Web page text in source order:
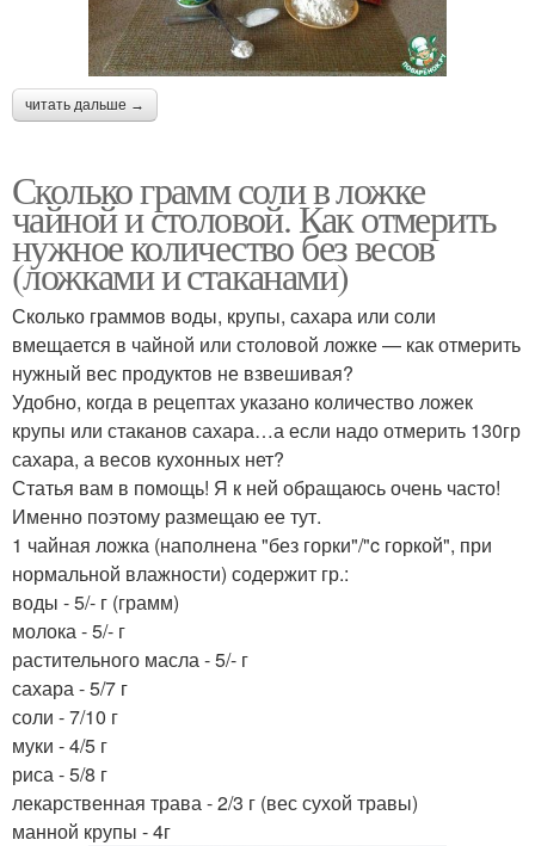
читать дальше →
Сколько грамм соли в ложке
чайной и столовой. Как отмерить
нужное количество без весов
(ложками и стаканами)
Сколько граммов воды, крупы, сахара или соли
вмещается в чайной или столовой ложке — как отмерить
нужный вес продуктов не взвешивая?
Удобно, когда в рецептах указано количество ложек
крупы или стаканов сахара…а если надо отмерить 130гр
сахара, а весов кухонных нет?
Статья вам в помощь! Я к ней обращаюсь очень часто!
Именно поэтому размещаю ее тут.
1 чайная ложка (наполнена "без горки"/"c горкой", при
нормальной влажности) содержит гр.:
воды - 5/- г (грамм)
молока - 5/- г
растительного масла - 5/- г
сахара - 5/7 г
соли - 7/10 г
муки - 4/5 г
риса - 5/8 г
лекарственная трава - 2/3 г (вес сухой травы)
манной крупы - 4г